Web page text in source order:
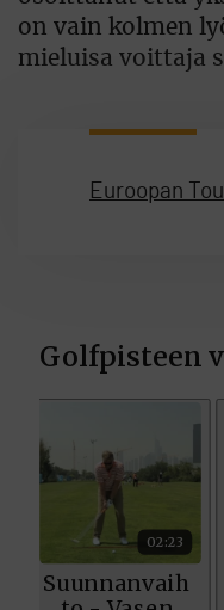
on vain kolmen
mieluisa voittaja
Euroopan